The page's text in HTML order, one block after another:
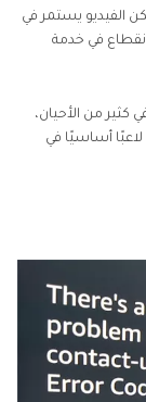
الفيديو يستمر في
انقطاع في خدمة
كثير من الأحيان،
أساسيًا في